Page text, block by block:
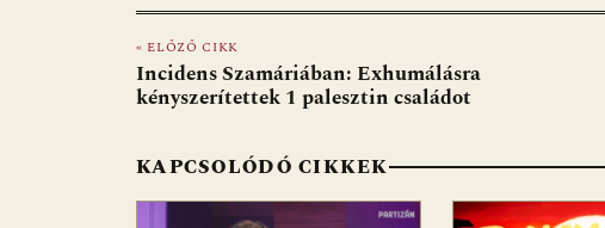
e
b
o
k
er at
s
A
p
p
d
di
t
ai
l
t za
m
e
« ELŐZŐ CIKK
Incidens Szamáriában: Exhumálásra
kényszerítettek 1 palesztin családot
KAPCSOLÓDÓ CIKKEK